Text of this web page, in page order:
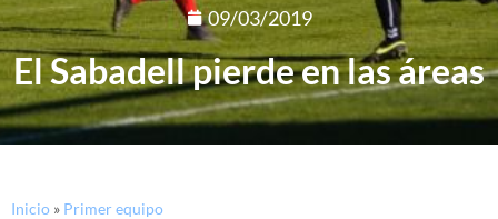
09/03/2019
El Sabadell pierde en las áreas
Inicio » Primer equipo